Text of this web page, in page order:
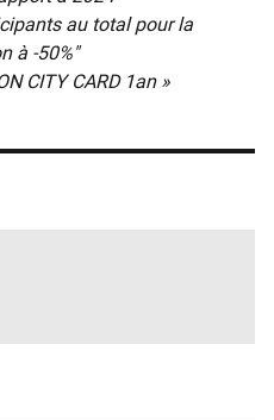
au total pour la
à -50%"
CITY CARD 1an »